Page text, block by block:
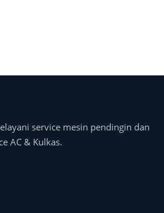
service mesin pendingin dan
AC & Kulkas.